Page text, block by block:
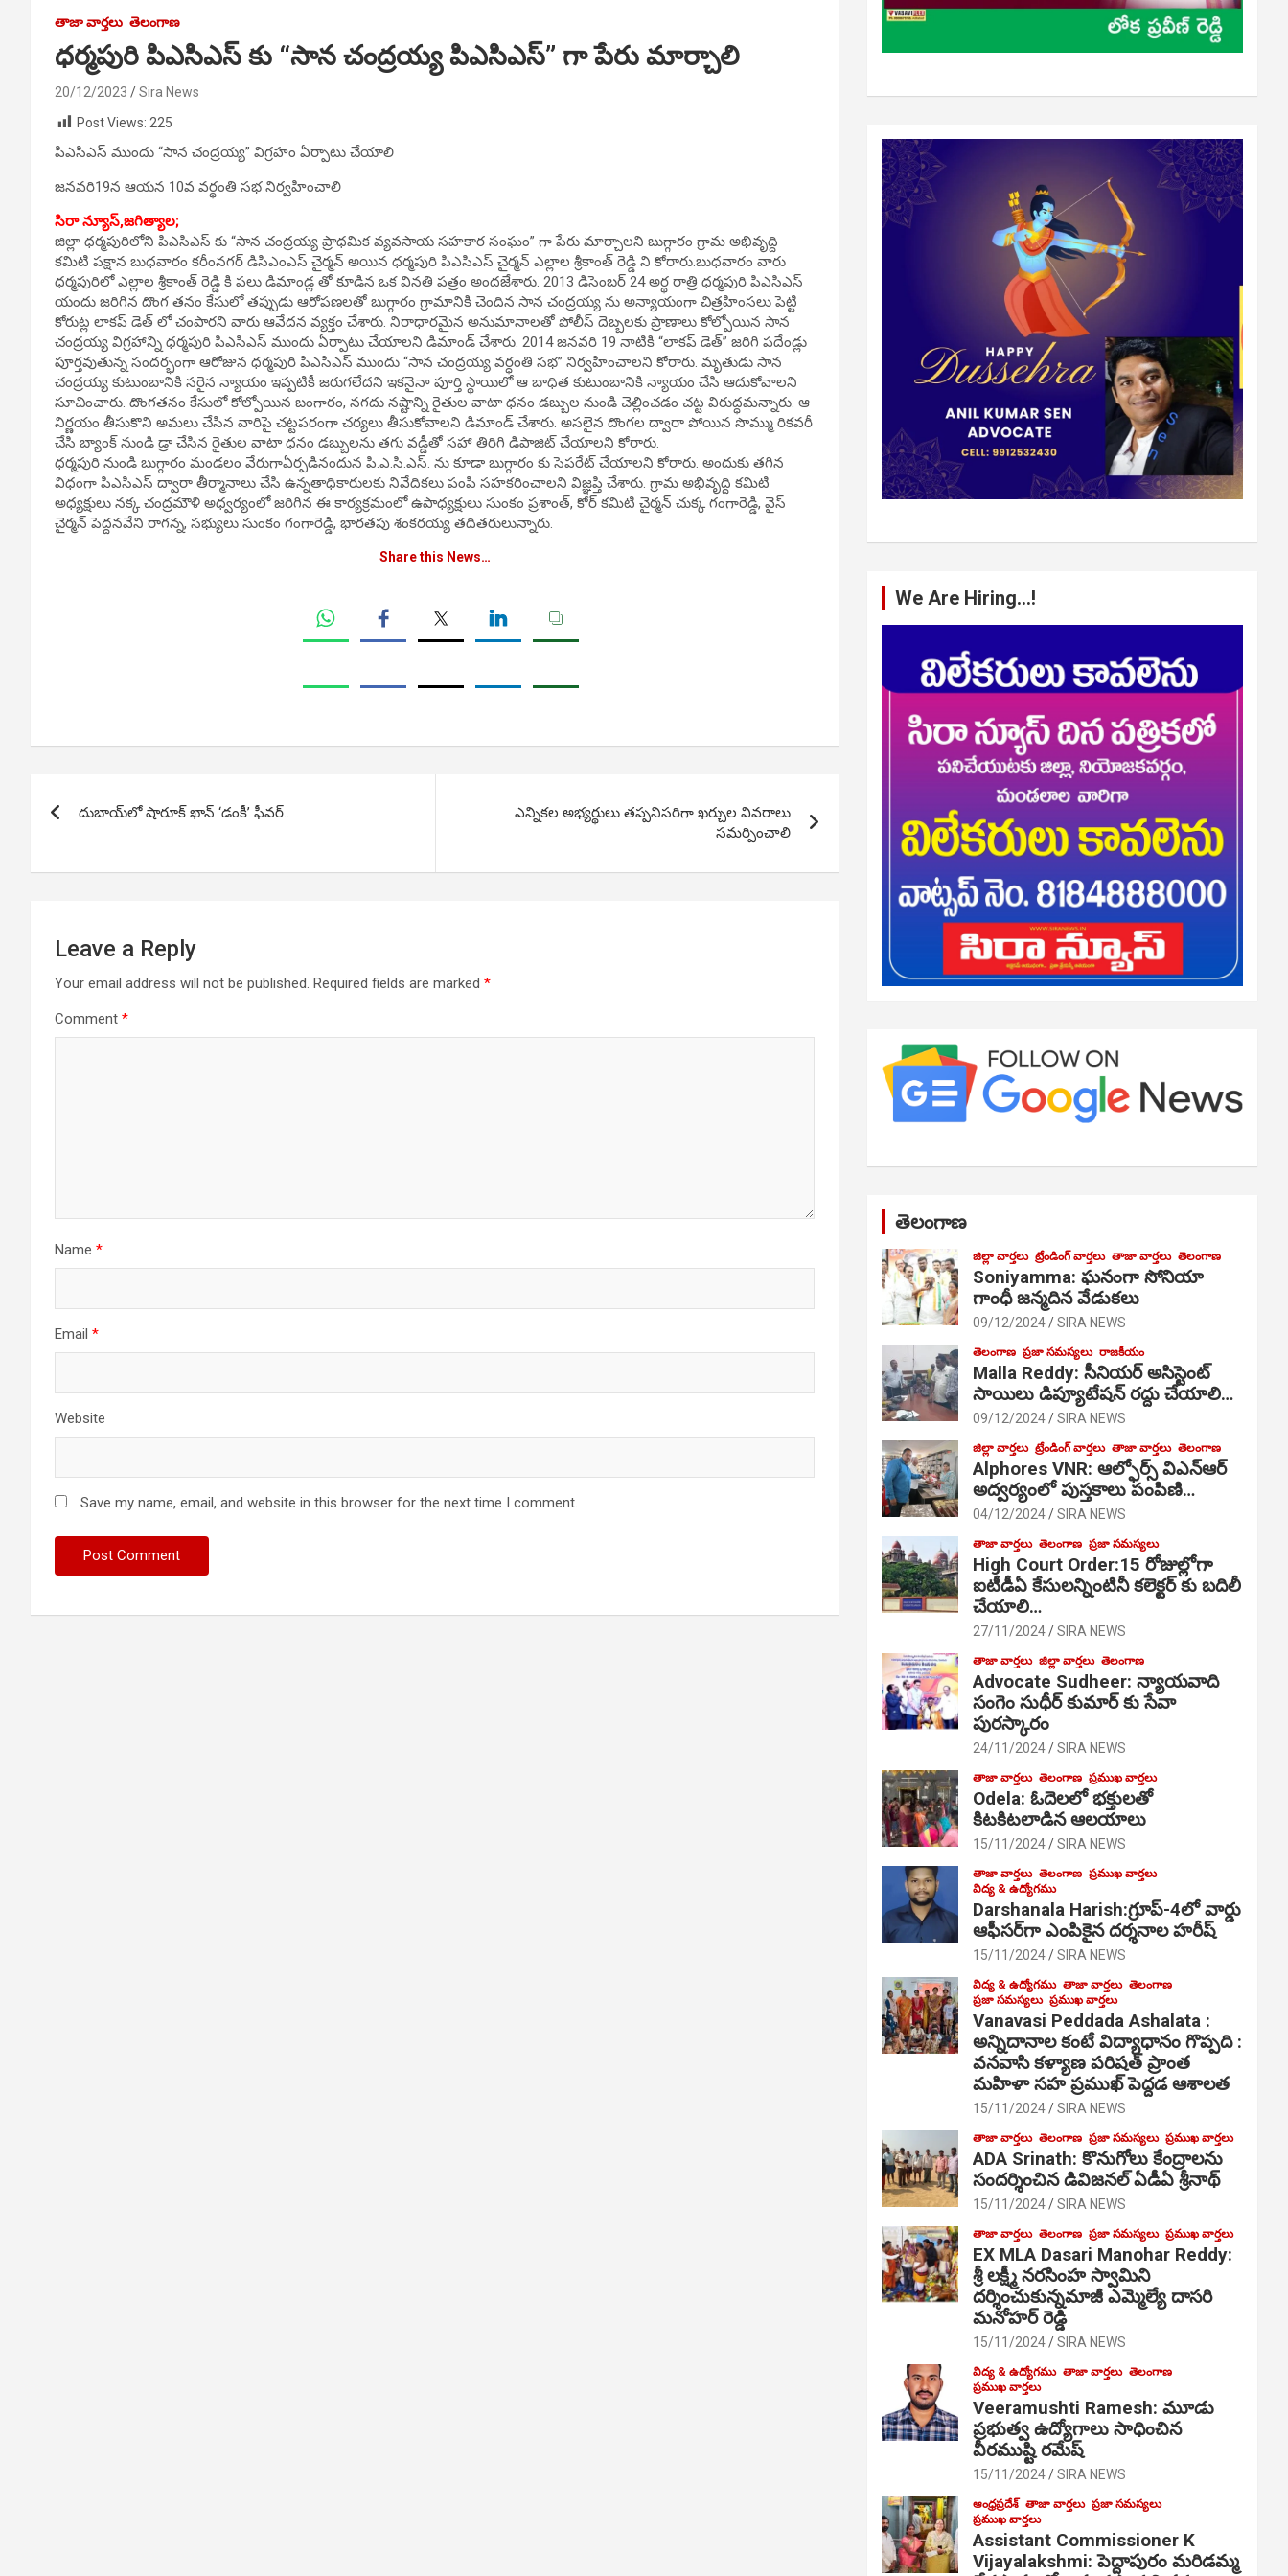
తాజా వార్తలు తెలంగాణ
ధర్మపురి పిఎసిఎస్ కు “సాన చంద్రయ్య పిఎసిఎస్” గా పేరు మార్చాలి
20/12/2023
Sira News
Post Views: 225
పిఎసిఎస్ ముందు “సాన చంద్రయ్య” విగ్రహం ఏర్పాటు చేయాలి
జనవరి19న ఆయన 10వ వర్ధంతి సభ నిర్వహించాలి
సిరా న్యూస్,జగిత్యాల;
జిల్లా ధర్మపురిలోని పిఎసిఎస్ కు “సాన చంద్రయ్య ప్రాథమిక వ్యవసాయ సహకార సంఘం” గా పేరు మార్చాలని బుగ్గారం గ్రామ అభివృద్ది
కమిటి పక్షాన బుధవారం కరీంనగర్ డిసిఎంఎస్ చైర్మన్ అయిన ధర్మపురి పిఎసిఎస్ చైర్మన్ ఎల్లాల శ్రీకాంత్ రెడ్డి ని కోరారు.బుధవారం వారు
ధర్మపురిలో ఎల్లాల శ్రీకాంత్ రెడ్డి కి పలు డిమాండ్ల తో కూడిన ఒక వినతి పత్రం అందజేశారు. 2013 డిసెంబర్ 24 అర్థ రాత్రి ధర్మపురి పిఎసిఎస్
యందు జరిగిన దొంగ తనం కేసులో తప్పుడు ఆరోపణలతో బుగ్గారం గ్రామానికి చెందిన సాన చంద్రయ్య ను అన్యాయంగా చిత్రహింసలు పెట్టి
కోరుట్ల లాకప్ డెత్ లో చంపారని వారు ఆవేదన వ్యక్తం చేశారు. నిరాధారమైన అనుమానాలతో పోలీస్ దెబ్బలకు ప్రాణాలు కోల్పోయిన సాన
చంద్రయ్య విగ్రహాన్ని ధర్మపురి పిఎసిఎస్ ముందు ఏర్పాటు చేయాలని డిమాండ్ చేశారు. 2014 జనవరి 19 నాటికి “లాకప్ డెత్” జరిగి పదేండ్లు
పూర్తవుతున్న సందర్భంగా ఆరోజున ధర్మపురి పిఎసిఎస్ ముందు “సాన చంద్రయ్య వర్ధంతి సభ” నిర్వహించాలని కోరారు. మృతుడు సాన
చంద్రయ్య కుటుంబానికి సరైన న్యాయం ఇప్పటికీ జరుగలేదని ఇకనైనా పూర్తి స్థాయిలో ఆ బాధిత కుటుంబానికి న్యాయం చేసి ఆదుకోవాలని
సూచించారు. దొంగతనం కేసులో కోల్పోయిన బంగారం, నగదు నష్టాన్ని రైతుల వాటా ధనం డబ్బుల నుండి చెల్లించడం చట్ట విరుద్ధమన్నారు. ఆ
నిర్ణయం తీసుకొని అమలు చేసిన వారిపై చట్టపరంగా చర్యలు తీసుకోవాలని డిమాండ్ చేశారు. అసలైన దొంగల ద్వారా పోయిన సొమ్ము రికవరీ
చేసి బ్యాంక్ నుండి డ్రా చేసిన రైతుల వాటా ధనం డబ్బులను తగు వడ్డీతో సహా తిరిగి డిపాజిట్ చేయాలని కోరారు.
ధర్మపురి నుండి బుగ్గారం మండలం వేరుగాఏర్పడినందున పి.ఎ.సి.ఎస్. ను కూడా బుగ్గారం కు సెపరేట్ చేయాలని కోరారు. అందుకు తగిన
విధంగా పిఎసిఎస్ ద్వారా తీర్మానాలు చేసి ఉన్నతాధికారులకు నివేదికలు పంపి సహకరించాలని విజ్ఞప్తి చేశారు. గ్రామ అభివృద్ది కమిటి
అధ్యక్షులు నక్క చంద్రమౌళి అధ్వర్యంలో జరిగిన ఈ కార్యక్రమంలో ఉపాధ్యక్షులు సుంకం ప్రశాంత్, కోర్ కమిటి చైర్మన్ చుక్క గంగారెడ్డి, వైస్
చైర్మన్ పెద్దనవేని రాగన్న, సభ్యులు సుంకం గంగారెడ్డి, భారతపు శంకరయ్య తదితరులున్నారు.
Share this News…
navigation
దుబాయ్‌లో షారూక్ ఖాన్ ‘డంకీ’ ఫీవర్..
ఎన్నికల అభ్యర్థులు తప్పనిసరిగా ఖర్చుల వివరాలు
సమర్పించాలి
Leave a Reply
Your email address will not be published. Required fields are marked *
Comment *
Name *
Email *
Website
Save my name, email, and website in this browser for the next time I comment.
We Are Hiring…!
తెలంగాణ
జిల్లా వార్తలు ట్రేండింగ్ వార్తలు తాజా వార్తలు తెలంగాణ
Soniyamma: ఘ‌నంగా సోనియా
గాంధీ జ‌న్మ‌దిన వేడుక‌లు
09/12/2024 SIRA NEWS
తెలంగాణ ప్రజా సమస్యలు రాజకీయం
Malla Reddy: సీనియర్ అసిస్టెంట్
సాయిలు డిప్యూటేషన్ రద్దు చేయాలి…
09/12/2024 SIRA NEWS
జిల్లా వార్తలు ట్రేండింగ్ వార్తలు తాజా వార్తలు తెలంగాణ
Alphores VNR: ఆల్ఫోర్స్ విఎన్ఆర్
అద్వర్యంలో పుస్తకాలు పంపిణి…
04/12/2024 SIRA NEWS
తాజా వార్తలు తెలంగాణ ప్రజా సమస్యలు
High Court Order:15 రోజుల్లోగా
ఐటీడీఏ కేసులన్నింటినీ కలెక్టర్ కు బదిలీ
చేయాలి…
27/11/2024 SIRA NEWS
తాజా వార్తలు జిల్లా వార్తలు తెలంగాణ
Advocate Sudheer: న్యాయవాది
సంగెం సుధీర్ కుమార్ కు సేవా
పురస్కారం
24/11/2024 SIRA NEWS
తాజా వార్తలు తెలంగాణ ప్రముఖ వార్తలు
Odela: ఓదెల‌లో భక్తులతో
కిటకిటలాడిన ఆల‌యాలు
15/11/2024 SIRA NEWS
తాజా వార్తలు తెలంగాణ ప్రముఖ వార్తలు
విద్య & ఉద్యోగము
Darshanala Harish:గ్రూప్-4లో వార్డు
ఆఫీసర్‌గా ఎంపికైన దర్శనాల హరీష్
15/11/2024 SIRA NEWS
విద్య & ఉద్యోగము తాజా వార్తలు తెలంగాణ
ప్రజా సమస్యలు ప్రముఖ వార్తలు
Vanavasi Peddada Ashalata :
అన్నిదానాల కంటే విద్యాధానం గొప్పది :
వనవాసి కళ్యాణ పరిషత్ ప్రాంత
మహిళా సహ ప్రముఖ్ పెద్దడ ఆశాలత
15/11/2024 SIRA NEWS
తాజా వార్తలు తెలంగాణ ప్రజా సమస్యలు ప్రముఖ వార్తలు
ADA Srinath: కొనుగోలు కేంద్రాల‌ను
సంద‌ర్శించిన డివిజనల్ ఏడీఏ శ్రీనాథ్
15/11/2024 SIRA NEWS
తాజా వార్తలు తెలంగాణ ప్రజా సమస్యలు ప్రముఖ వార్తలు
EX MLA Dasari Manohar Reddy:
శ్రీ లక్ష్మీ నరసింహ స్వామిని
దర్శించుకున్నమాజీ ఎమ్మెల్యే దాసరి
మనోహర్ రెడ్డి
15/11/2024 SIRA NEWS
విద్య & ఉద్యోగము తాజా వార్తలు తెలంగాణ
ప్రముఖ వార్తలు
Veeramushti Ramesh: మూడు
ప్రభుత్వ ఉద్యోగాలు సాధించిన
వీరముష్టి రమేష్
15/11/2024 SIRA NEWS
ఆంధ్రప్రదేశ్ తాజా వార్తలు ప్రజా సమస్యలు
ప్రముఖ వార్తలు
Assistant Commissioner K
Vijayalakshmi: పెద్దాపురం మరిడమ్మ